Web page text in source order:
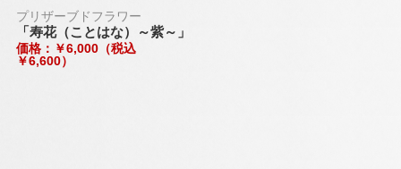
プリザーブドフラワー
「寿花（ことはな）～紫～」
価格：￥6,000（税込
￥6,600）